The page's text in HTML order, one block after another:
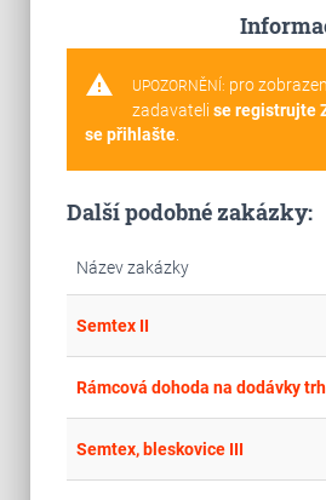
warning UPOZORNĚNÍ: pro
zadavateli se registrujte
se přihlašte.
Další podobné zakázky:
Název zakázky
Semtex II
Rámcová dohoda na dodávky
Semtex, bleskovice III